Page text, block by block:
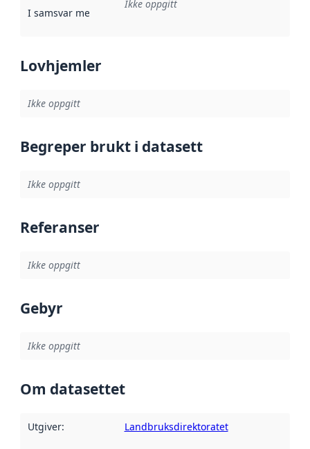
I samsvar med Referanse til en implementasjonsregel
Ikke oppgitt
Lovhjemler
Ikke oppgitt
Begreper brukt i datasett
Ikke oppgitt
Referanser
Ikke oppgitt
Gebyr
Ikke oppgitt
Om datasettet
Utgiver: Landbruksdirektoratet